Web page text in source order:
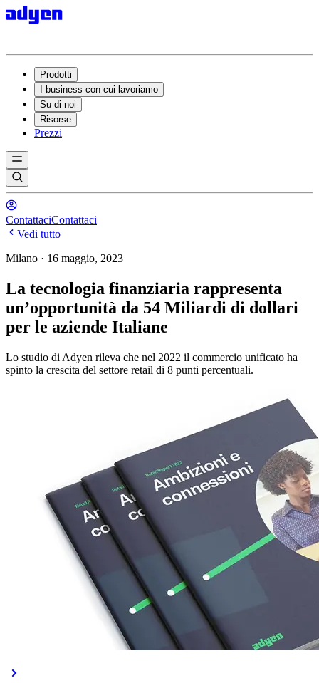
Prodotti
I business con cui lavoriamo
Su di noi
Risorse
Prezzi
ContattaciContattaci
Vedi tutto
Milano · 16 maggio, 2023
La tecnologia finanziaria rappresenta
un’opportunità da 54 Miliardi di dollari
per le aziende Italiane
Lo studio di Adyen rileva che nel 2022 il commercio unificato ha
spinto la crescita del settore retail di 8 punti percentuali.